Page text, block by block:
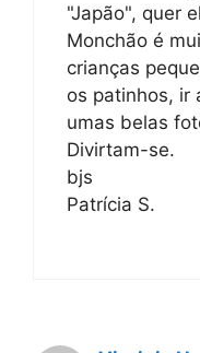
"Japão", quer
Monchão é
crianças
os patinhos, ir
umas belas
Divirtam-se.
bjs
Patrícia S.